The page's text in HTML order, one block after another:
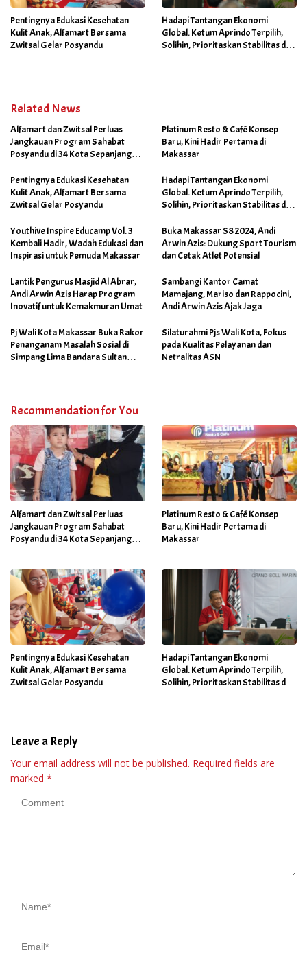
Pentingnya Edukasi Kesehatan
Kulit Anak, Alfamart Bersama
Zwitsal Gelar Posyandu
Hadapi Tantangan Ekonomi
Global. Ketum Aprindo Terpilih,
Solihin, Prioritaskan Stabilitas dan
Related News
Alfamart dan Zwitsal Perluas
Jangkauan Program Sahabat
Posyandu di 34 Kota Sepanjang
Platinum Resto & Café Konsep
Baru, Kini Hadir Pertama di
Makassar
Pentingnya Edukasi Kesehatan
Kulit Anak, Alfamart Bersama
Zwitsal Gelar Posyandu
Hadapi Tantangan Ekonomi
Global. Ketum Aprindo Terpilih,
Solihin, Prioritaskan Stabilitas dan
Youthive Inspire Educamp Vol. 3
Kembali Hadir, Wadah Edukasi dan
Inspirasi untuk Pemuda Makassar
Buka Makassar S8 2024, Andi
Arwin Azis: Dukung Sport Tourism
dan Cetak Atlet Potensial
Lantik Pengurus Masjid Al Abrar,
Andi Arwin Azis Harap Program
Inovatif untuk Kemakmuran Umat
Sambangi Kantor Camat
Mamajang, Mariso dan Rappocini,
Andi Arwin Azis Ajak Jaga
Program Sabtu Bersih
Pj Wali Kota Makassar Buka Rakor
Penanganam Masalah Sosial di
Simpang Lima Bandara Sultan
Silaturahmi Pjs Wali Kota, Fokus
pada Kualitas Pelayanan dan
Netralitas ASN
Recommendation for You
Alfamart dan Zwitsal Perluas
Jangkauan Program Sahabat
Posyandu di 34 Kota Sepanjang
Platinum Resto & Café Konsep
Baru, Kini Hadir Pertama di
Makassar
Pentingnya Edukasi Kesehatan
Kulit Anak, Alfamart Bersama
Zwitsal Gelar Posyandu
Hadapi Tantangan Ekonomi
Global. Ketum Aprindo Terpilih,
Solihin, Prioritaskan Stabilitas dan
Leave a Reply
Your email address will not be published. Required fields are
marked *